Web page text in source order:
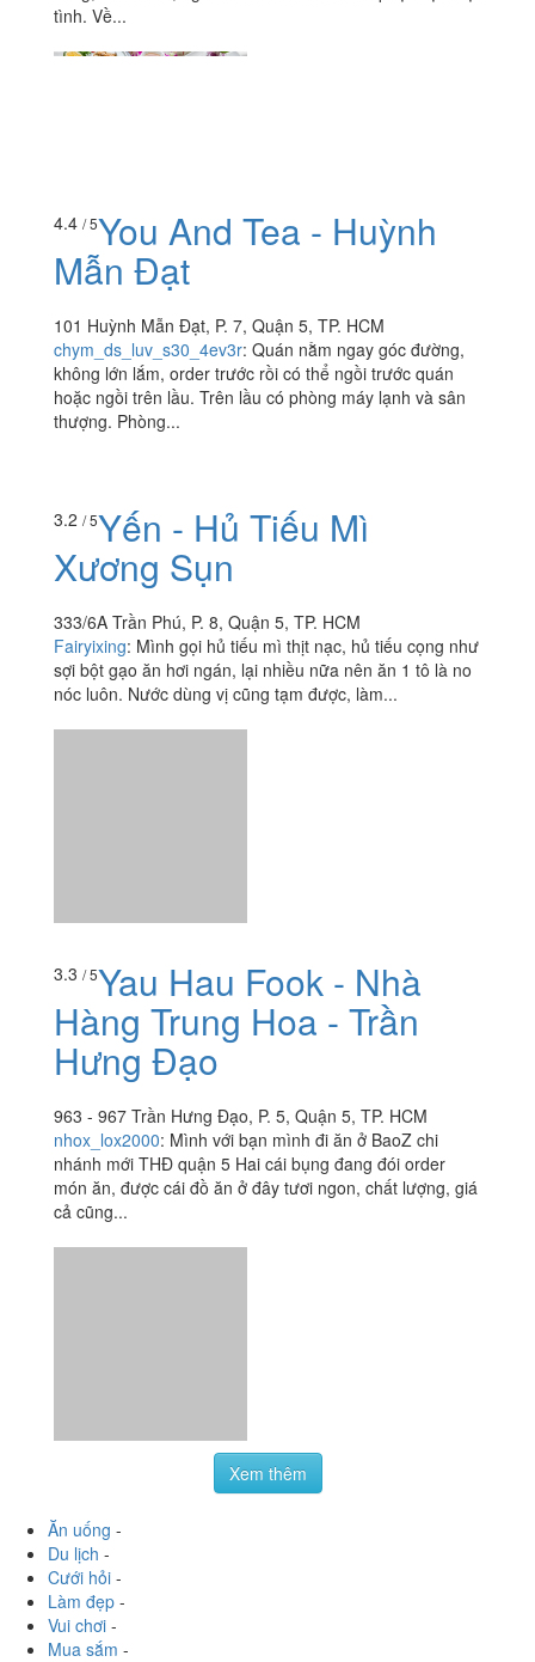
tình. Về...
4.4 / 5You And Tea - Huỳnh
Mẫn Đạt
101 Huỳnh Mẫn Đạt, P. 7, Quận 5, TP. HCM
chym_ds_luv_s30_4ev3r: Quán nằm ngay góc đường,
không lớn lắm, order trước rồi có thể ngồi trước quán
hoặc ngồi trên lầu. Trên lầu có phòng máy lạnh và sân
thượng. Phòng...
3.2 / 5Yến - Hủ Tiếu Mì
Xương Sụn
333/6A Trần Phú, P. 8, Quận 5, TP. HCM
Fairyixing: Mình gọi hủ tiếu mì thịt nạc, hủ tiếu cọng như
sợi bột gạo ăn hơi ngán, lại nhiều nữa nên ăn 1 tô là no
nóc luôn. Nước dùng vị cũng tạm được, làm...
3.3 / 5Yau Hau Fook - Nhà
Hàng Trung Hoa - Trần
Hưng Đạo
963 - 967 Trần Hưng Đạo, P. 5, Quận 5, TP. HCM
nhox_lox2000: Mình với bạn mình đi ăn ở BaoZ chi
nhánh mới THĐ quận 5 Hai cái bụng đang đói order
món ăn, được cái đồ ăn ở đây tươi ngon, chất lượng, giá
cả cũng...
Xem thêm
Ăn uống -
Du lịch -
Cưới hỏi -
Làm đẹp -
Vui chơi -
Mua sắm -